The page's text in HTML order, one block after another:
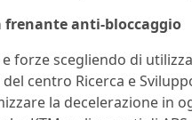
frenante anti-bloccaggio
forze scegliendo di
centro Ricerca e
la decelerazione in